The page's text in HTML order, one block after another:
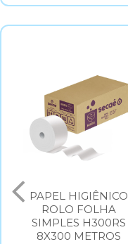
PAPEL HIGIÊNICO
ROLO FOLHA
SIMPLES H300RS
8X300 METROS